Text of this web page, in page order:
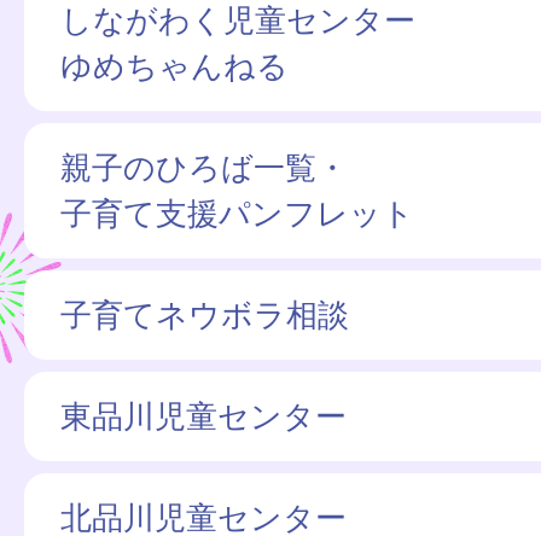
しながわく児童センター
ゆめちゃんねる
親子のひろば一覧・
子育て支援パンフレット
子育てネウボラ相談
東品川児童センター
北品川児童センター